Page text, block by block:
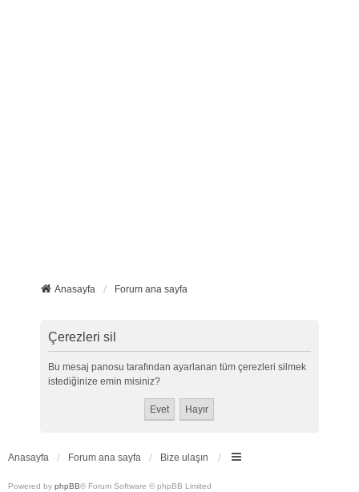
Anasayfa Forum ana sayfa
Çerezleri sil
Bu mesaj panosu tarafından ayarlanan tüm çerezleri silmek
istediğinize emin misiniz?
Anasayfa Forum ana sayfa Bize ulaşın
Powered by phpBB® Forum Software © phpBB Limited